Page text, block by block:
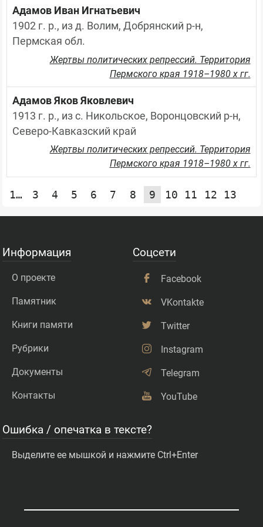
Адамов Иван Игнатьевич
1902 г. р., из д. Волим, Добрянский р-н,
Пермская обл.
Жертвы политических репрессий. Территория
Пермского края 1918–1980 х гг.
Адамов Яков Яковлевич
1913 г. р., из с. Никольское, Воронцовский р-н,
Северо-Кавказский край
Жертвы политических репрессий. Территория
Пермского края 1918–1980 х гг.
1… 3 4 5 6 7 8 9 10 11 12 13
Информация
О проекте
Памятник
Книги памяти
Рубрики
Документы
Контакты
Соцсети
Facebook
VKontakte
Twitter
Instagram
Telegram
YouTube
Ошибка / опечатка в тексте?
Выделите ее мышкой и нажмите Ctrl+Enter